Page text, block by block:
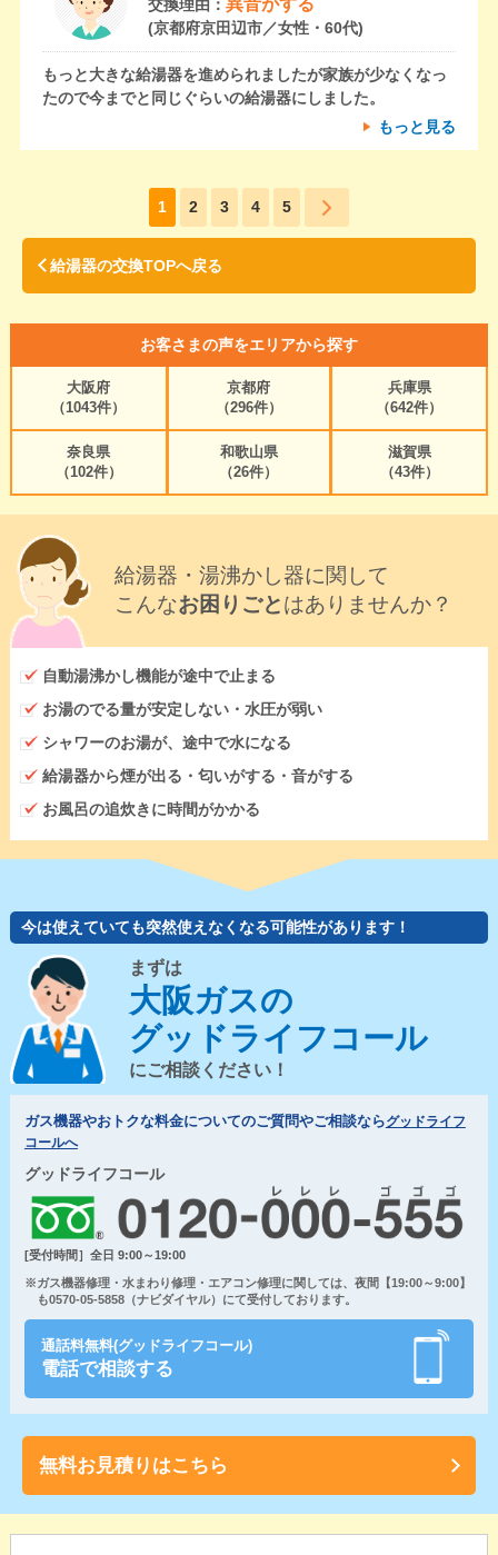
交換理由：
(京都府京田辺市／女性・60代)
もっと大きな給湯器を進められましたが家族が少なくなっ
たので今までと同じぐらいの給湯器にしました。
もっと見る
1 2 3 4 5
給湯器の交換TOPへ戻る
お客さまの声をエリアから探す
大阪府
（1043件）
京都府
（296件）
兵庫県
（642件）
奈良県
（102件）
和歌山県
（26件）
滋賀県
（43件）
給湯器・湯沸かし器に関して
こんなお困りごとはありませんか？
自動湯沸かし機能が途中で止まる
お湯のでる量が安定しない・水圧が弱い
シャワーのお湯が、途中で水になる
給湯器から煙が出る・匂いがする・音がする
お風呂の追炊きに時間がかかる
今は使えていても突然使えなくなる可能性があります！
まずは
大阪ガスの
グッドライフコール
にご相談ください！
ガス機器やおトクな料金についてのご質問やご相談ならグッドライフ
コールへ
グッドライフコール
[受付時間］全日 9:00～19:00
※ガス機器修理・水まわり修理・エアコン修理に関しては、夜間【19:00～9:00】
も0570-05-5858（ナビダイヤル）にて受付しております。
通話料無料(グッドライフコール)
電話で相談する
無料お見積りはこちら